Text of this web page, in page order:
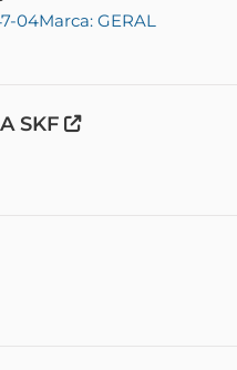
04Marca: GERAL
SKF